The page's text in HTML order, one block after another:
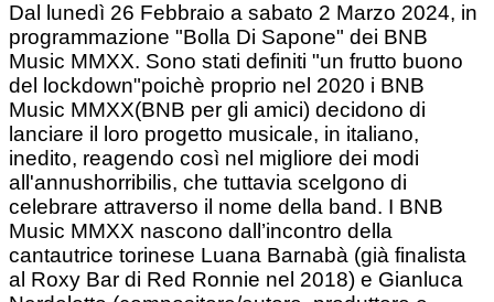
Dal lunedì 26 Febbraio a sabato 2 Marzo 2024, in
programmazione "Bolla Di Sapone" dei BNB
Music MMXX. Sono stati definiti "un frutto buono
del lockdown"poichè proprio nel 2020 i BNB
Music MMXX(BNB per gli amici) decidono di
lanciare il loro progetto musicale, in italiano,
inedito, reagendo così nel migliore dei modi
all'annushorribilis, che tuttavia scelgono di
celebrare attraverso il nome della band. I BNB
Music MMXX nascono dall’incontro della
cantautrice torinese Luana Barnabà (già finalista
al Roxy Bar di Red Ronnie nel 2018) e Gianluca